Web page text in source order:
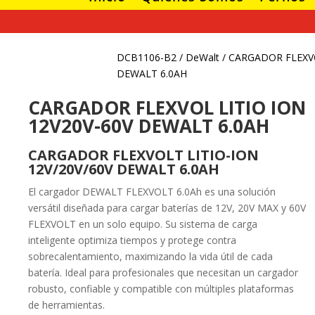
DCB1106-B2 / DeWalt / CARGADOR
DEWALT 6.0AH
CARGADOR FLEXVOL LITIO ION
12V20V-60V DEWALT 6.0AH
CARGADOR FLEXVOLT LITIO-ION
12V/20V/60V DEWALT 6.0AH
El cargador DEWALT FLEXVOLT 6.0Ah es una solución
versátil diseñada para cargar baterías de 12V, 20V MAX y 60V
FLEXVOLT en un solo equipo. Su sistema de carga
inteligente optimiza tiempos y protege contra
sobrecalentamiento, maximizando la vida útil de cada
batería. Ideal para profesionales que necesitan un cargador
robusto, confiable y compatible con múltiples plataformas
de herramientas.